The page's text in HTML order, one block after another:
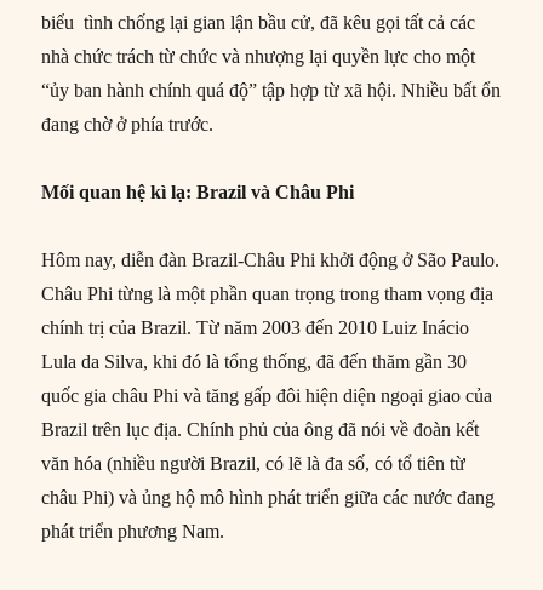
biểu tình chống lại gian lận bầu cử, đã kêu gọi tất cả các
nhà chức trách từ chức và nhượng lại quyền lực cho một
“ủy ban hành chính quá độ” tập hợp từ xã hội. Nhiều bất ổn
đang chờ ở phía trước.
Mối quan hệ kì lạ: Brazil và Châu Phi
Hôm nay, diễn đàn Brazil-Châu Phi khởi động ở São Paulo.
Châu Phi từng là một phần quan trọng trong tham vọng địa
chính trị của Brazil. Từ năm 2003 đến 2010 Luiz Inácio
Lula da Silva, khi đó là tổng thống, đã đến thăm gần 30
quốc gia châu Phi và tăng gấp đôi hiện diện ngoại giao của
Brazil trên lục địa. Chính phủ của ông đã nói về đoàn kết
văn hóa (nhiều người Brazil, có lẽ là đa số, có tổ tiên từ
châu Phi) và ủng hộ mô hình phát triển giữa các nước đang
phát triển phương Nam.